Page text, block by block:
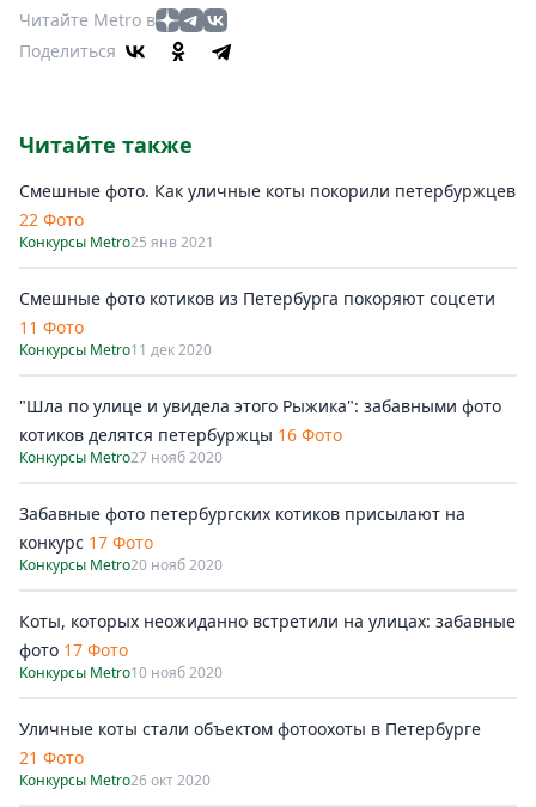
Читайте Metro в
Поделиться
Читайте также
Смешные фото. Как уличные коты покорили петербуржцев
22 Фото
Конкурсы Metro25 янв 2021
Смешные фото котиков из Петербурга покоряют соцсети
11 Фото
Конкурсы Metro11 дек 2020
"Шла по улице и увидела этого Рыжика": забавными фото
котиков делятся петербуржцы 16 Фото
Конкурсы Metro27 нояб 2020
Забавные фото петербургских котиков присылают на
конкурс 17 Фото
Конкурсы Metro20 нояб 2020
Коты, которых неожиданно встретили на улицах: забавные
фото 17 Фото
Конкурсы Metro10 нояб 2020
Уличные коты стали объектом фотоохоты в Петербурге
21 Фото
Конкурсы Metro26 окт 2020